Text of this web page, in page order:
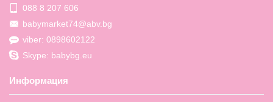
088 8 207 606
babymarket74@abv.bg
viber: 0898602122
Skype: babybg.eu
Информация